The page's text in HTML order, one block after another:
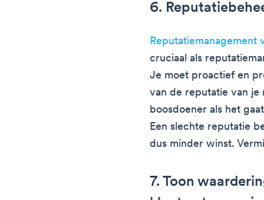
6.
Reputatiemanagement
cruciaal als
Je moet proactief en
van de reputatie van je
boosdoener als het
Een slechte reputatie
dus minder winst.
7. Toon